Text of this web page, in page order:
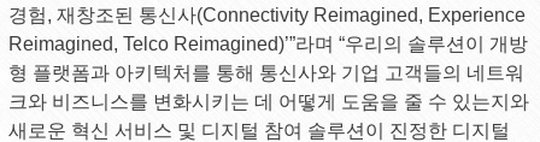
경험, 재창조된 통신사(Connectivity Reimagined, Experience
Reimagined, Telco Reimagined)’”라며 “우리의 솔루션이 개방
형 플랫폼과 아키텍처를 통해 통신사와 기업 고객들의 네트워
크와 비즈니스를 변화시키는 데 어떻게 도움을 줄 수 있는지와
새로운 혁신 서비스 및 디지털 참여 솔루션이 진정한 디지털